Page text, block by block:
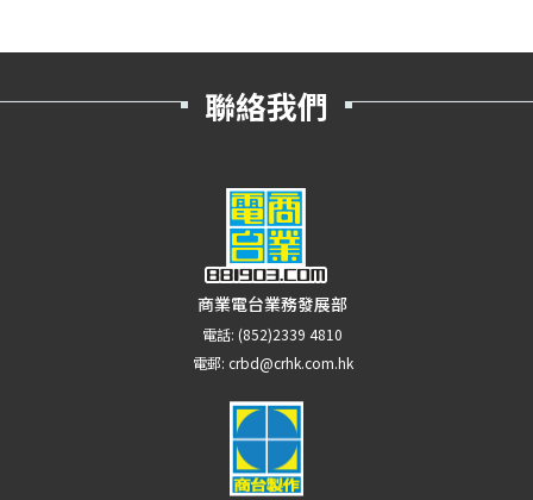
聯絡我們
商業電台業務發展部
電話: (852)2339 4810
電郵: crbd@crhk.com.hk